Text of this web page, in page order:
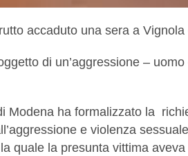
accaduto una sera a
di un’aggressione –
Modena ha formalizzato la
e violenza
quale la presunta vittima